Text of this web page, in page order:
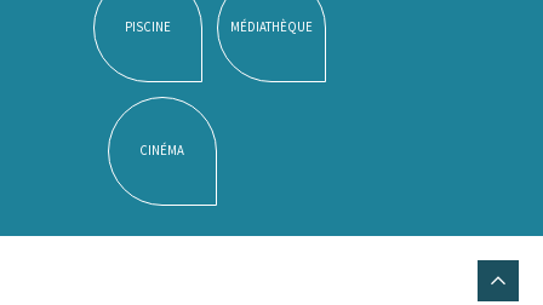
PISCINE MÉDIATHÈQUE
CINÉMA